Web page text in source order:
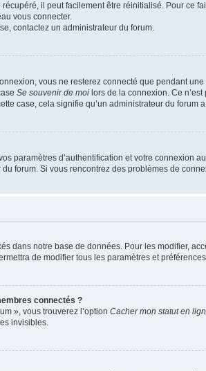
il peut facilement être réinitialisé. Pour ce
vous connecter.
contactez un administrateur du forum.
vous ne resterez connecté que pendant
Se souvenir de moi lors de la connexion. Ce
case, cela signifie qu’un administrateur du forum
paramètres d’authentification et votre connexion
forum. Si vous rencontrez des problèmes de
dans notre base de données. Pour les modifier,
de modifier tous les paramètres et
connectés ?
», vous trouverez l’option Cacher mon statut en
invisibles.